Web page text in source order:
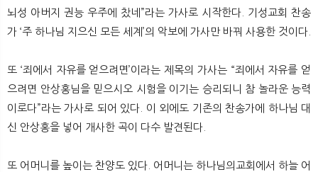
뇌성 아버지 권능 우주에 찼네”라는 가사로 시작한다. 기성교회 찬송
가 ‘주 하나님 지으신 모든 세계’의 악보에 가사만 바꿔 사용한 것이다.
또 ‘죄에서 자유를 얻으려면’이라는 제목의 가사는 “죄에서 자유를 얻
으려면 안상홍님을 믿으시오 시험을 이기는 승리되니 참 놀라운 능력
이로다”라는 가사로 되어 있다. 이 외에도 기존의 찬송가에 하나님 대
신 안상홍을 넣어 개사한 곡이 다수 발견된다.
또 어머니를 높이는 찬양도 있다. 어머니는 하나님의교회에서 하늘 어